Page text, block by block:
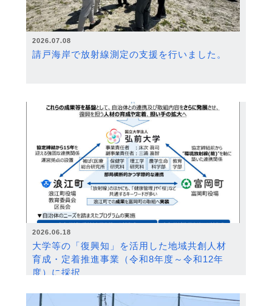
2026.07.08
請戸海岸で放射線測定の支援を行いました。
2026.06.18
大学等の「復興知」を活用した地域共創人材
育成・定着推進事業（令和8年度～令和12年
度）に採択